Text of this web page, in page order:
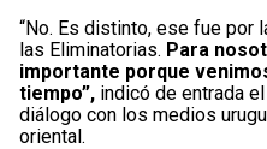
“No. Es distinto, ese fue por
las Eliminatorias. Para
importante porque
tiempo”, indicó de entrada el
diálogo con los medios
oriental.